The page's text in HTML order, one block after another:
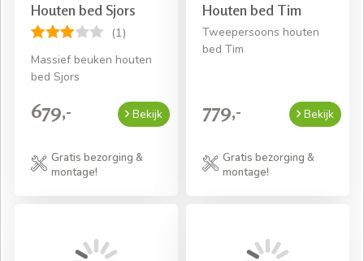
Houten bed Sjors
(1)
Massief beuken houten
bed Sjors
679,- Bekijk
Gratis bezorging &
montage!
Houten bed Tim
Tweepersoons houten
bed Tim
779,- Bekijk
Gratis bezorging &
montage!